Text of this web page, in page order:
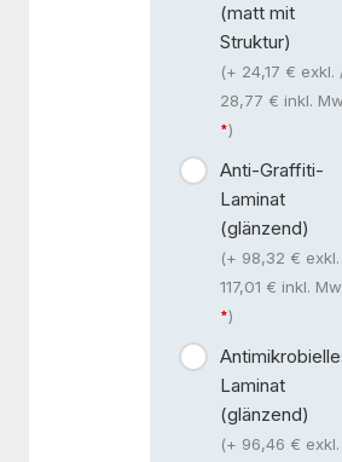
(matt mit
Struktur)
(+ 24,17 € exkl.
28,77 € inkl.
)
Anti-Graffiti-
Laminat
(glänzend)
(+ 98,32 €
117,01 € inkl.
)
Laminat
(glänzend)
(+ 96,46 €